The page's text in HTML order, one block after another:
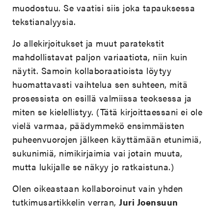
muodostuu. Se vaatisi siis joka tapauksessa
tekstianalyysia.
Jo allekirjoitukset ja muut paratekstit
mahdollistavat paljon variaatiota, niin kuin
näytit. Samoin kollaboraatioista löytyy
huomattavasti vaihtelua sen suhteen, mitä
prosessista on esillä valmiissa teoksessa ja
miten se kielellistyy. (Tätä kirjoittaessani ei ole
vielä varmaa, päädymmekö ensimmäisten
puheenvuorojen jälkeen käyttämään etunimiä,
sukunimiä, nimikirjaimia vai jotain muuta,
mutta lukijalle se näkyy jo ratkaistuna.)
Olen oikeastaan kollaboroinut vain yhden
tutkimusartikkelin verran,Juri Joensuun